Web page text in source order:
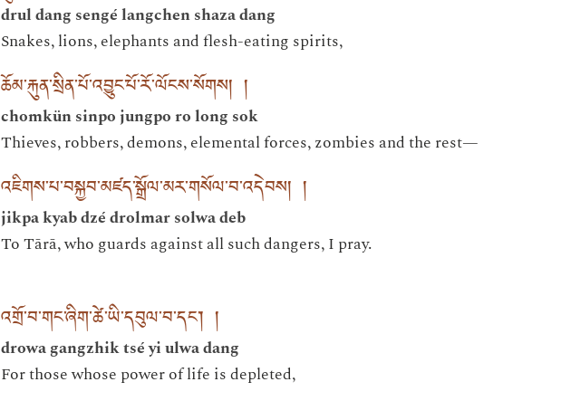
drul dang sengé langchen shaza dang
Snakes, lions, elephants and flesh-eating spirits,
ཆོམ་རྐུན་སྲིན་པོ་འབྱུང་པོ་རོ་ལོངས་སོགས། །
chomkün sinpo jungpo ro long sok
Thieves, robbers, demons, elemental forces, zombies and the rest—
འཇིགས་པ་བསྐྱབ་མཛད་སྒྲོལ་མར་གསོལ་བ་འདེབས། །
jikpa kyab dzé drolmar solwa deb
To Tārā, who guards against all such dangers, I pray.
འགྲོ་བ་གང་ཞིག་ཚེ་ཡི་དབུལ་བ་དང་། །
drowa gangzhik tsé yi ulwa dang
For those whose power of life is depleted,